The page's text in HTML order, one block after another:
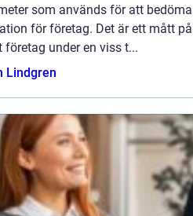
som används för att
för företag. Det är ett mått
företag under en viss t...
Lindgren